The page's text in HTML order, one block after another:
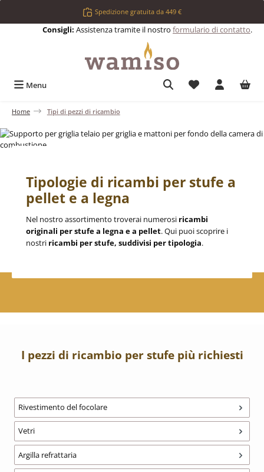
Passa al contenuto principaleSpedizione gratuita da 449 €
Consigli: Assistenza tramite il nostro formulario di contatto.
Menu Hai 0 articoli
Home Tipi di pezzi di ricambio
Tipologie di ricambi per stufe a
pellet e a legna
Nel nostro assortimento troverai numerosi ricambi
originali per stufe a legna e a pellet. Qui puoi scoprire i
nostri ricambi per stufe, suddivisi per tipologia.
I pezzi di ricambio per stufe più richiesti
Rivestimento del focolare
Vetri
Argilla refrattaria